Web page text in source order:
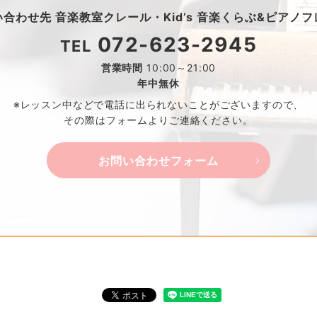
合わせ先 音楽教室クレール・ Kid’s 音楽くらぶ&ピアノフ
TEL 072-623-2945
営業時間 10:00～21:00
年中無休
※レッスン中などで電話に出られないことがございますので、
その際はフォームよりご連絡ください。
お問い合わせフォーム